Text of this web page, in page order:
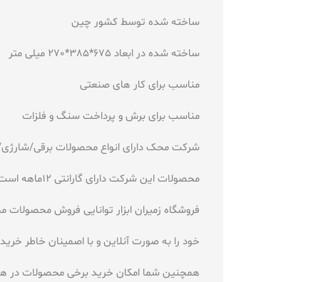
ساخته شده توسط کشور چین
ساخته شده در ابعاد 675*385*270 میلی متر
مناسب برای کار های صنعتی
مناسب برای برش و پرداخت سنگ و فلزات
شرکت محک دارای انواع محصولات برقی/
محصولات این شرکت دارای گارانتی 12ماهه است و کیفیت کالا های آن تضمین شده است
فروشگاه زمیران ابزار توانایی فروش
خود را به صورت آنلاین و با اصمینان خاطر
همچنین شما امکان خرید برخی محصولات در